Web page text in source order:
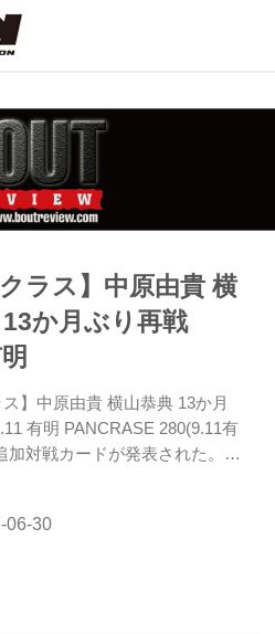
クラス】中原由貴 横
か月ぶり再戦
ス】中原由貴 横山恭典 13か月
有明 PANCRASE 280(9.11有
加対戦カードが発表された。に
のネオブラッドトーナメント
、判定で横山が勝利。13ヶ月